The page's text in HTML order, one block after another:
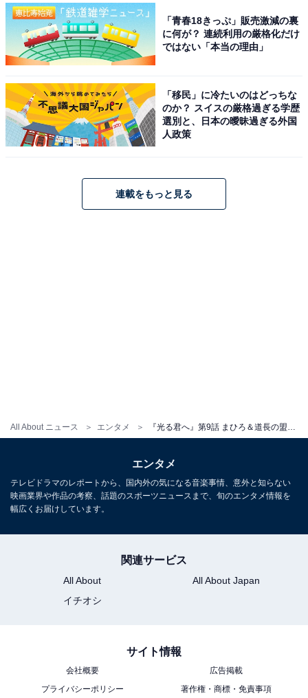
All About ニュース エンタメ
集を経てフリーライターに転向後、グルメ、観光、
『光る君へ』に出演する好きな男性俳優ランキ
ング！ 2位は藤原惟規役の「高杉真宙」、では1
「青春18きっぷ」販売激減の裏
に何が？ 連続利用の厳格化だけ
ではない「本当の理由」
「移民」に冷たいのはどっちな
のか？ スイスの厳格過ぎる学歴
選別と、日本の曖昧過ぎる外国
人政策
連載をもっと見る
エンタメ
テレビドラマのレポートから、国内外の気になる音楽事情、意外と知らない
映画業界や作品の考察、話題のスポーツニュースまで、旬のエンタメ情報を
幅広くお届けしています。
関連サービス
All About
All About Japan
イチオシ
サイト情報
会社概要
広告掲載
プライバシーポリシー
著作権・商標・免責事項